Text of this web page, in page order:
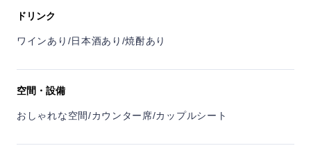
ドリンク
ワインあり/日本酒あり/焼酎あり
空間・設備
おしゃれな空間/カウンター席/カップルシート